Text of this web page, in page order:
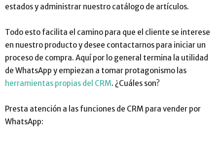
estados y administrar nuestro catálogo de artículos.
Todo esto facilita el camino para que el cliente se interese
en nuestro producto y desee contactarnos para iniciar un
proceso de compra. Aquí por lo general termina la utilidad
de WhatsApp y empiezan a tomar protagonismo las
herramientas propias del CRM. ¿Cuáles son?
Presta atención a las funciones de CRM para vender por
WhatsApp: